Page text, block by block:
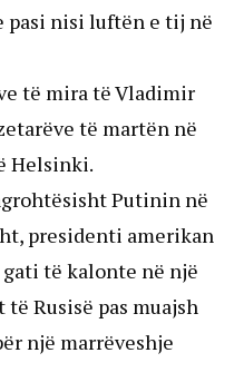
pasi nisi luftën e tij në
të mira të Vladimir
të martën në
Helsinki.
Putinin në
presidenti amerikan
të kalonte në një
Rusisë pas muajsh
një marrëveshje